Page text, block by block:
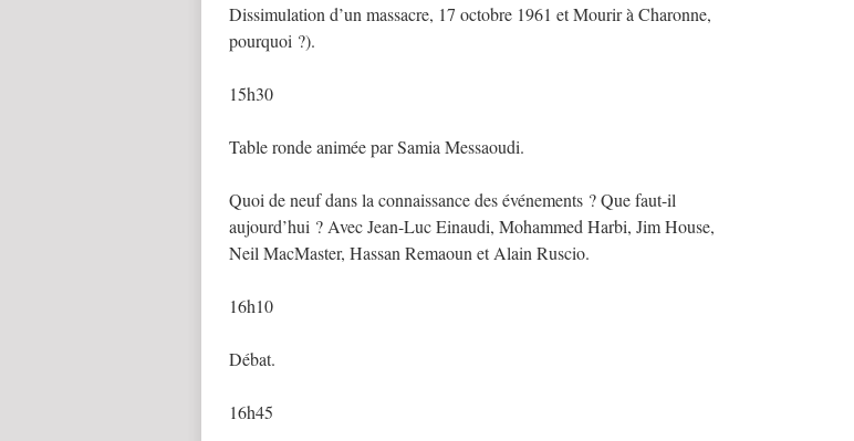
Dissimulation d’un massacre, 17 octobre 1961 et Mourir à Charonne,
pourquoi ?).
15h30
Table ronde animée par Samia Messaoudi.
Quoi de neuf dans la connaissance des événements ? Que faut-il
aujourd’hui ? Avec Jean-Luc Einaudi, Mohammed Harbi, Jim House,
Neil MacMaster, Hassan Remaoun et Alain Ruscio.
16h10
Débat.
16h45